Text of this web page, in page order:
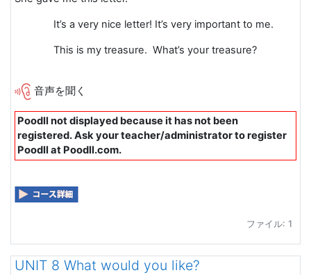
It’s a very nice letter! It’s very important to me.
This is my treasure. What’s your treasure?
音声を聞く
Poodll not displayed because it has not been
registered. Ask your teacher/administrator to register
Poodll at Poodll.com.
ファイル: 1
UNIT 8 What would you like?